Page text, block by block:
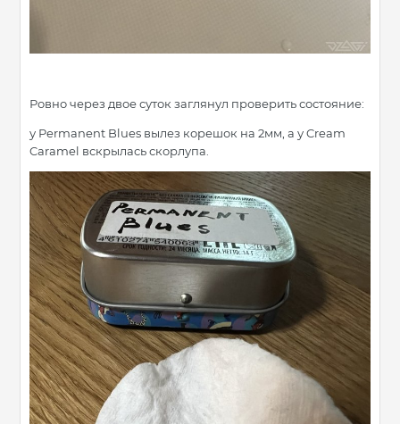
Ровно через двое суток заглянул проверить состояние:
у Permanent Blues вылез корешок на 2мм, а у Cream
Caramel вскрылась скорлупа.